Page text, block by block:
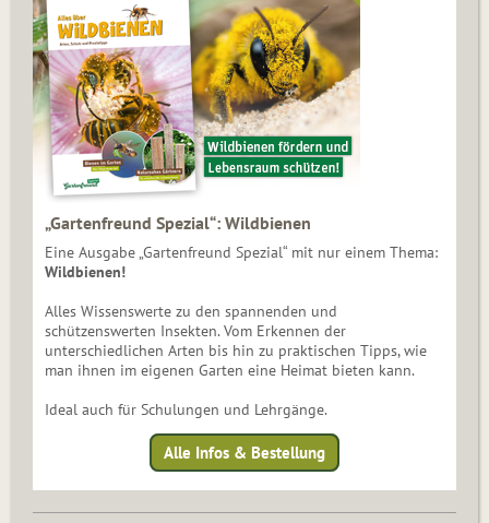
„Gartenfreund Spezial“: Wildbienen
Eine Ausgabe „Gartenfreund Spezial“ mit nur einem Thema:
Wildbienen!
Alles Wissenswerte zu den spannenden und
schützenswerten Insekten. Vom Erkennen der
unterschiedlichen Arten bis hin zu praktischen Tipps, wie
man ihnen im eigenen Garten eine Heimat bieten kann.
Ideal auch für Schulungen und Lehrgänge.
Alle Infos & Bestellung